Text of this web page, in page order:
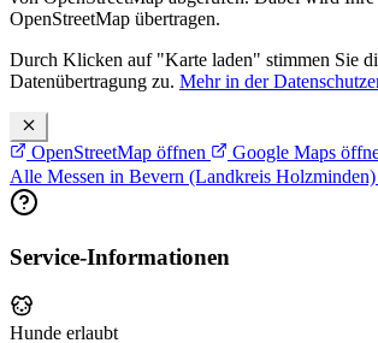
OpenStreetMap übertragen.
Durch Klicken auf "Karte laden" stimmen Sie
Datenübertragung zu. Mehr in der
OpenStreetMap öffnen
Google Maps
Alle Messen in Bevern (Landkreis Holzminden)
Service-Informationen
Hunde erlaubt